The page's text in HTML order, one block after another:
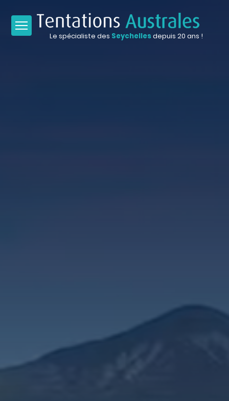
Le spécialiste des Seychellesdepuis 20 ans !